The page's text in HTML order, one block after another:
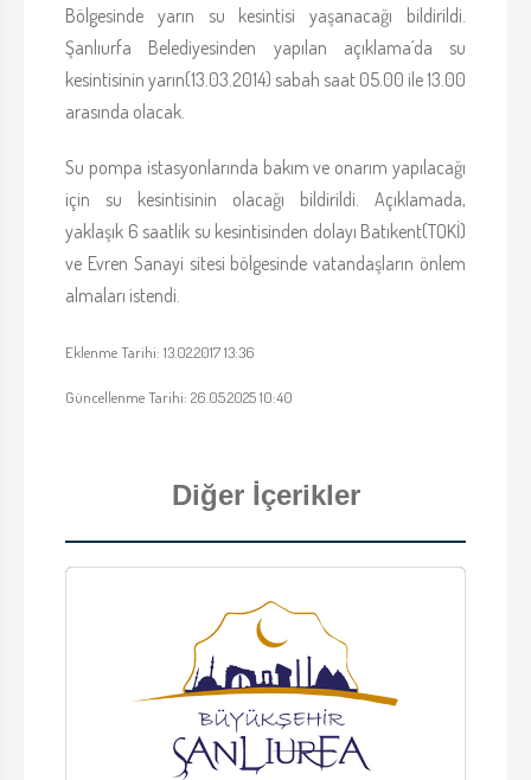
Bölgesinde yarın su kesintisi yaşanacağı bildirildi.
Şanlıurfa Belediyesinden yapılan açıklama´da su
kesintisinin yarın(13.03.2014) sabah saat 05.00 ile 13.00
arasında olacak.
Su pompa istasyonlarında bakım ve onarım yapılacağı
için su kesintisinin olacağı bildirildi. Açıklamada,
yaklaşık 6 saatlik su kesintisinden dolayı Batıkent(TOKİ)
ve Evren Sanayi sitesi bölgesinde vatandaşların önlem
almaları istendi.
Eklenme Tarihi: 13.02.2017 13:36
Güncellenme Tarihi: 26.05.2025 10:40
Diğer İçerikler